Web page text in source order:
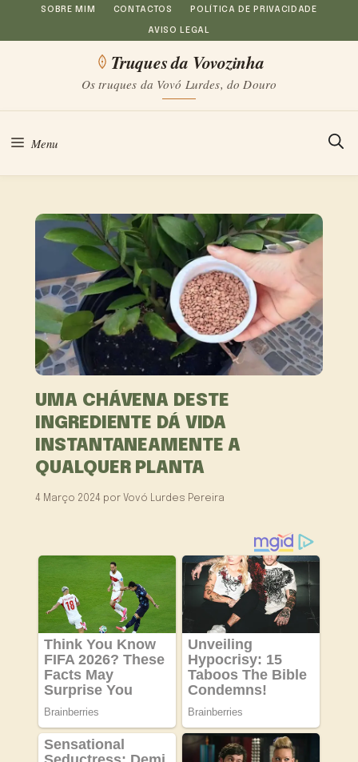
Saltar
para
conteúdo
SOBRE MIM CONTACTOS POLÍTICA DE PRIVACIDADE
AVISO LEGAL
Truques da Vovozinha
Os truques da Vovó Lurdes, do Douro
Menu
UMA CHÁVENA DESTE
INGREDIENTE DÁ VIDA
INSTANTANEAMENTE A
QUALQUER PLANTA
4 Março 2024 por Vovó Lurdes Pereira